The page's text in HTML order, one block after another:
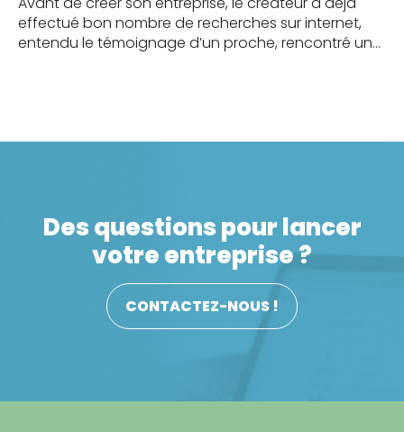
effectué bon nombre de recherches sur internet,
entendu le témoignage d’un proche, rencontré un
Des questions pour lancer
votre entreprise ?
CONTACTEZ-NOUS !